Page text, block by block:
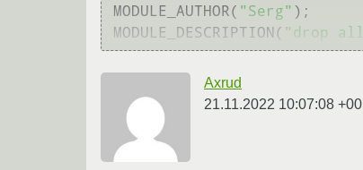
MODULE_AUTHOR( "Serg" );
MODULE_DESCRIPTION( "drop
Axrud
21.11.2022 10:07:08